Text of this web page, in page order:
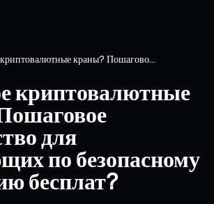
криптовалютные краны? Пошагово...
криптовалютные
для
по безопасному
бесплат?